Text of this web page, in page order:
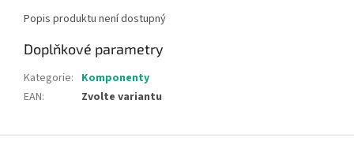
Popis produktu není dostupný
Doplňkové parametry
Kategorie: Komponenty
EAN: Zvolte variantu